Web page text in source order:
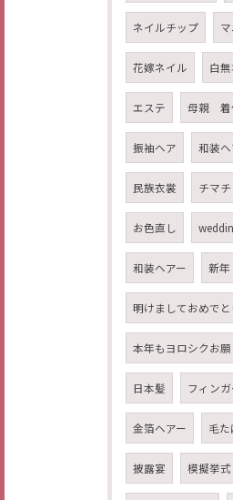
ネイルチップ
花嫁ネイル 白
エステ 母親 着
振袖ヘア 和装ヘ
民族衣裳 チマ
お色直し
和装ヘアー 新年
明けましておめで
本年もヨロシクお
日本髪 フィン
金箔ヘアー 毛た
披露宴 模擬挙式